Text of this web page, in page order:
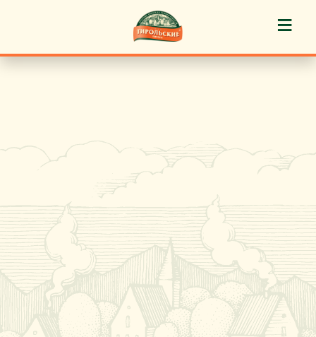
≡
Пирожные «Тирольские» ®
Торты «Тирольские» ®
Куличи
Кафе-кондитерские
Новости
Где купить